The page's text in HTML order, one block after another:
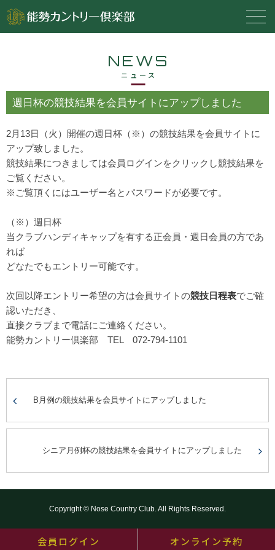
会員ログイン オンライン予約
NEWS
ニュース
週日杯の競技結果を会員サイトにアップしました
2月13日（火）開催の週日杯（※）の競技結果を会員サイトに
アップ致しました。
競技結果につきましては会員ログインをクリックし競技結果を
ご覧ください。
※ご覧頂くにはユーザー名とパスワードが必要です。
（※）週日杯
当クラブハンディキャップを有する正会員・週日会員の方であ
れば
どなたでもエントリー可能です。
次回以降エントリー希望の方は会員サイトの競技日程表でご確
認いただき、
直接クラブまで電話にご連絡ください。
能勢カントリー倶楽部 TEL 072-794-1101
B月例の競技結果を会員サイトにアップしました
シニア月例杯の競技結果を会員サイトにアップしました
Copyright © Nose Country Club. All Rights Reserved.